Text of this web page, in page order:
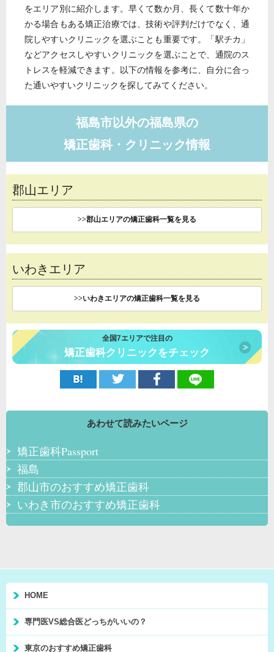
をエリア別に紹介します。早くて数か月、長くて数十年か
かる場合もある矯正治療では、技術や評判だけでなく、通
院しやすいクリニックを選ぶことも重要です。「駅チカ」
などアクセスしやすいクリニックを選ぶことで、通院のス
トレスを軽減できます。以下の情報を参考に、自分に合っ
た通いやすいクリニックを探してみてください。
福島市以外の福島県の
矯正歯科・クリニック情報
郡山エリア
>>郡山エリアの矯正歯科一覧を見る
いわきエリア
>>いわきエリアの矯正歯科一覧を見る
全国7エリアで注目の
矯正歯科クリニックをチェック
あわせて読みたいページ
矯正歯科Passport
福島
郡山市のおすすめ矯正歯科
いわき市のおすすめ矯正歯科
HOME
専門医VS総合医どっちがいいの？
東京のおすすめ矯正歯科